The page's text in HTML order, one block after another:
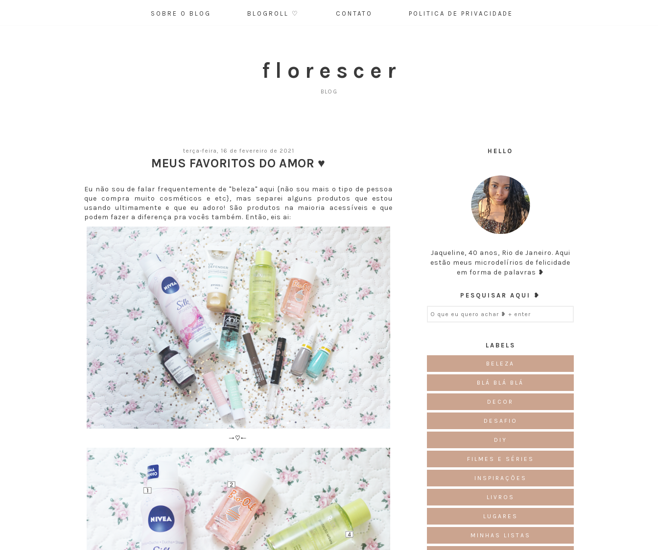
SOBRE O BLOG BLOGROLL ♡ CONTATO POLITICA DE PRIVACIDADE
f l o r e s c e r
BLOG
terça-feira, 16 de fevereiro de 2021
MEUS FAVORITOS DO AMOR ♥
Eu não sou de falar frequentemente de "beleza" aqui {não sou mais o tipo de pessoa
que compra muito cosméticos e etc}, mas separei alguns produtos que estou
usando ultimamente e que eu adoro! São produtos na maioria acessíveis e que
podem fazer a diferença pra vocês também. Então, eis ai:
🠒♡🠐
HELLO
Jaqueline, 40 anos, Rio de Janeiro. Aqui
estão meus microdelírios de felicidade
em forma de palavras ❥
PESQUISAR AQUI ❥
LABELS
BELEZA
BLÁ BLÁ BLÁ
DECOR
DESAFIO
DIY
FILMES E SÉRIES
INSPIRAÇÕES
LIVROS
LUGARES
MINHAS LISTAS